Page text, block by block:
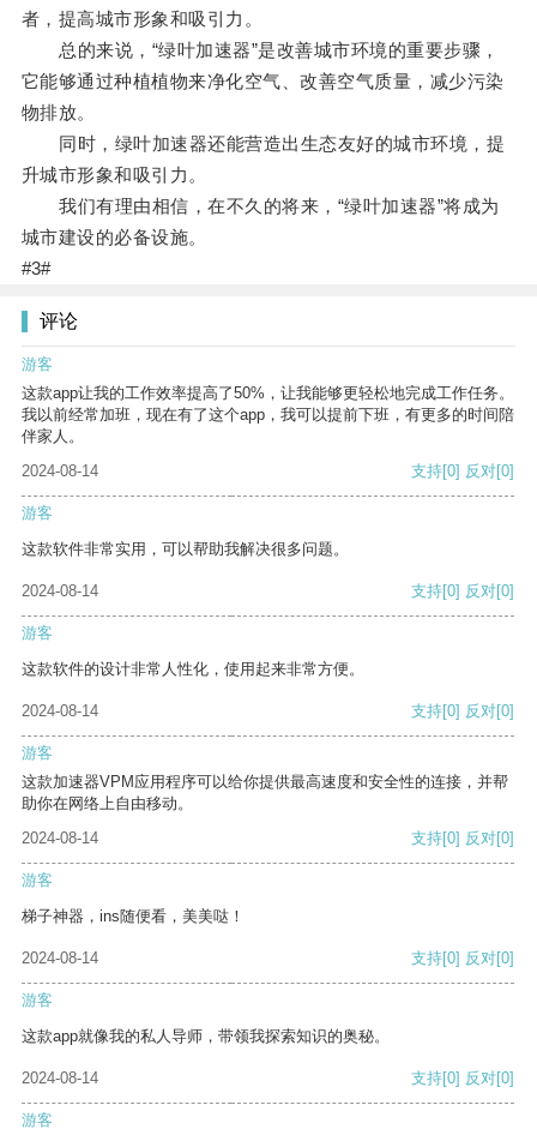
者，提高城市形象和吸引力。
总的来说，“绿叶加速器”是改善城市环境的重要步骤，
它能够通过种植植物来净化空气、改善空气质量，减少污染
物排放。
同时，绿叶加速器还能营造出生态友好的城市环境，提
升城市形象和吸引力。
我们有理由相信，在不久的将来，“绿叶加速器”将成为
城市建设的必备设施。
#3#
评论
游客
这款app让我的工作效率提高了50%，让我能够更轻松地完成工作任务。
我以前经常加班，现在有了这个app，我可以提前下班，有更多的时间陪
伴家人。
2024-08-14
支持[0] 反对[0]
游客
这款软件非常实用，可以帮助我解决很多问题。
2024-08-14 支持[0] 反对[0]
游客
这款软件的设计非常人性化，使用起来非常方便。
2024-08-14 支持[0] 反对[0]
游客
这款加速器VPM应用程序可以给你提供最高速度和安全性的连接，并帮
助你在网络上自由移动。
2024-08-14
支持[0] 反对[0]
游客
梯子神器，ins随便看，美美哒！
2024-08-14 支持[0] 反对[0]
游客
这款app就像我的私人导师，带领我探索知识的奥秘。
2024-08-14 支持[0] 反对[0]
游客